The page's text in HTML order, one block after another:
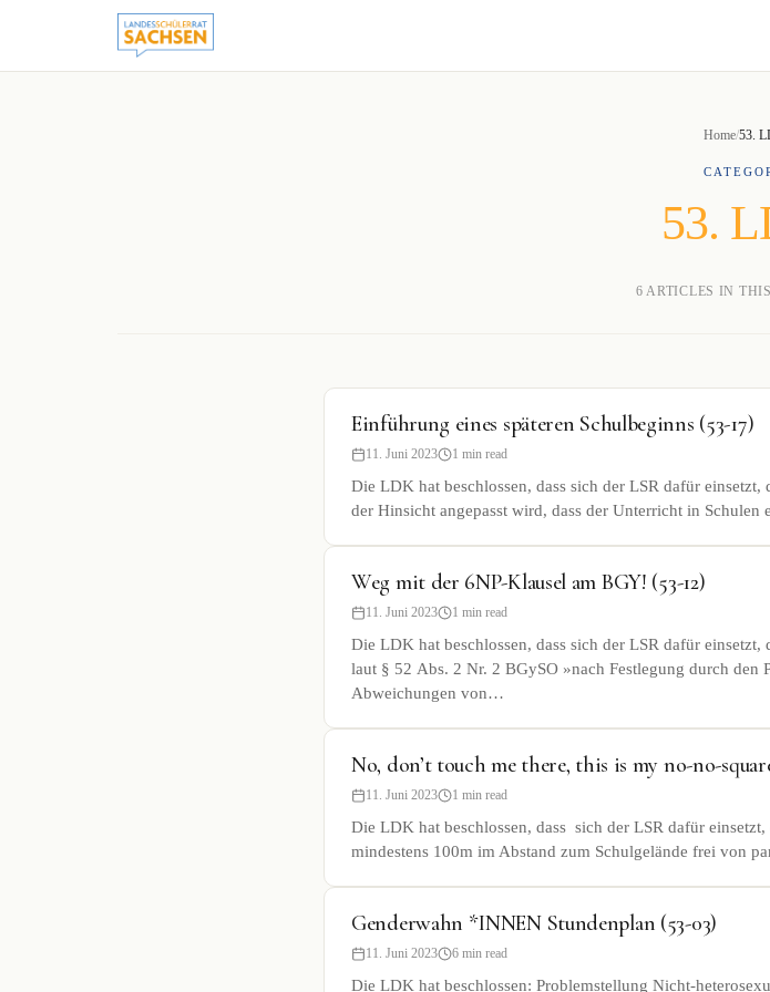
Home/53.
53.
6 ARTICLES IN
Einführung eines späteren Schulbeginns (53-17)
11. Juni 2023 1 min read
Die LDK hat beschlossen, dass sich der LSR dafür einsetzt,
der Hinsicht angepasst wird, dass der Unterricht in Schulen
Weg mit der 6NP-Klausel am BGY! (53-12)
11. Juni 2023 1 min read
Die LDK hat beschlossen, dass sich der LSR dafür
laut § 52 Abs. 2 Nr. 2 BGySO »nach Festlegung durch den
Abweichungen von…
No, don’t touch me there, this is my no-no-
11. Juni 2023 1 min read
Die LDK hat beschlossen, dass sich der LSR dafür
mindestens 100m im Abstand zum Schulgelände frei von
Genderwahn *INNEN Stundenplan (53-03)
11. Juni 2023 6 min read
Die LDK hat beschlossen: Problemstellung Nicht-